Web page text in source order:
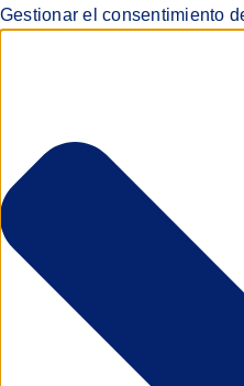
Gestionar el consentimiento